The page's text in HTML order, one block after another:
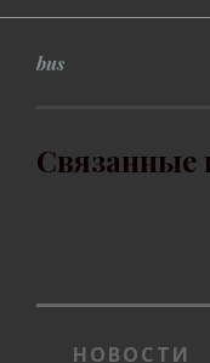
bus
Связанные
НОВОСТИ